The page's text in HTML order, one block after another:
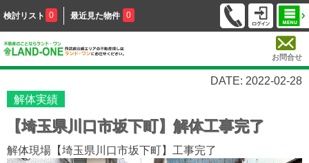
検討リスト 0 最近見た物件 0
お問合せ
DATE: 2022-02-28
解体実績
【埼玉県川口市坂下町】解体工事完了
解体現場【埼玉県川口市坂下町】工事完了